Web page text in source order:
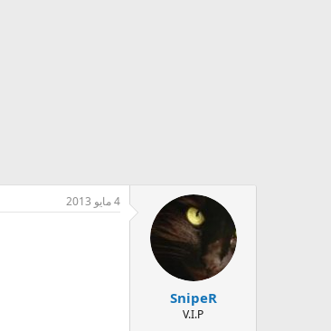
SnipeR
V.I.P
4 مايو 2013